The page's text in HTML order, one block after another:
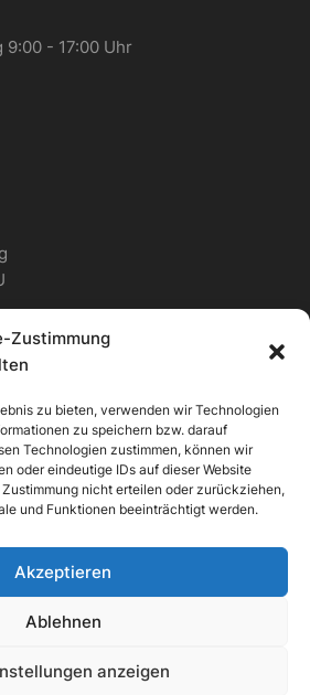
Zustimmung
zu bieten, verwenden wir Technologien
zu speichern bzw. darauf
Technologien zustimmen, können wir
oder eindeutige IDs auf dieser Website
nicht erteilen oder zurückziehen,
und Funktionen beeinträchtigt werden.
Akzeptieren
Ablehnen
anzeigen
9:00 - 17:00 Uhr